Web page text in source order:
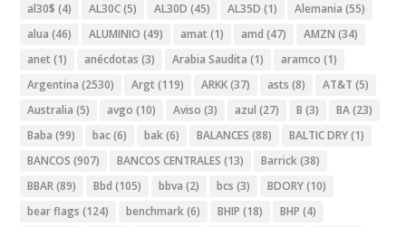
al30$ (4) AL30C(5) AL30D (45) AL35D (1) Alemania (55)
alua (46) ALUMINIO (49) amat (1) amd (47) AMZN (34)
anet (1) anécdotas (3) Arabia Saudita (1) aramco (1)
Argentina (2530) Argt (119) ARKK(37) asts (8) AT&T (5)
Australia (5) avgo (10) Aviso (3) azul (27) B (3) BA(23)
Baba (99) bac(6) bak(6) BALANCES (88) BALTIC DRY(1)
BANCOS (907) BANCOS CENTRALES (13) Barrick(38)
BBAR(89) Bbd (105) bbva (2) bcs (3) BDORY(10)
bear flags (124) benchmark(6) BHIP (18) BHP (4)